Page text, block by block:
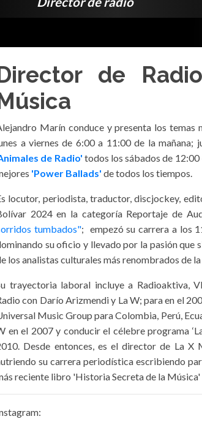
de
Marín conduce y presenta los temas
a viernes de 6:00 a 11:00 de la mañana;
de Radio' todos los sábados de 12:00
'Power Ballads'de todos los tiempos.
locutor, periodista, traductor, discjockey,
2024 en la categoría Reportaje de
tumbados"; empezó su carrera a los
su oficio y llevado por la pasión que
los analistas culturales más renombrados de
trayectoria laboral incluye a Radioaktiva,
con Darío Arizmendi y La W; para en el
Music Group para Colombia, Perú,
en el 2007 y conducir el célebre programa
Desde entonces, es el director de La X
su carrera periodística escribiendo
reciente libro 'Historia Secreta de la Música'